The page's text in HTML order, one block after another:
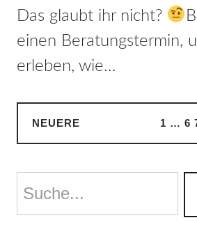
Das glaubt ihr nicht?
einen Beratungstermin,
erleben, wie…
NEUERE 1 … 6